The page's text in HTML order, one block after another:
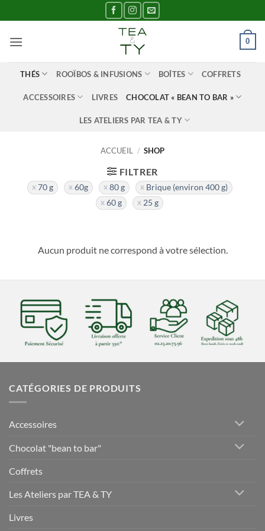
au
contenu
0
THÉS ROOÏBOS & INFUSIONS BOÎTES COFFRETS
ACCESSOIRES LIVRES CHOCOLAT « BEAN TO BAR »
LES ATELIERS PAR TEA & TY
ACCUEIL / SHOP
FILTRER
70 g 60g 80 g
Brique (environ 400 g)
60 g
25 g
Aucun produit ne correspond à votre sélection.
CATÉGORIES DE PRODUITS
Accessoires
Chocolat "bean to bar"
Coffrets
Les Ateliers par TEA & TY
Livres